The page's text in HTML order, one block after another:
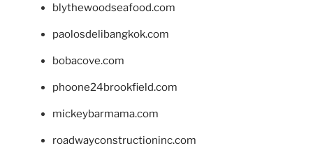
blythewoodseafood.com
paolosdelibangkok.com
bobacove.com
phoone24brookfield.com
mickeybarmama.com
roadwayconstructioninc.com